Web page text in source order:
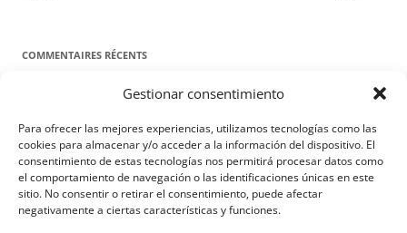
Gestionar consentimiento
Para ofrecer las mejores experiencias, utilizamos tecnologías como las
cookies para almacenar y/o acceder a la información del dispositivo. El
consentimiento de estas tecnologías nos permitirá procesar datos como
el comportamiento de navegación o las identificaciones únicas en este
sitio. No consentir o retirar el consentimiento, puede afectar
negativamente a ciertas características y funciones.
COMMENTAIRES RÉCENTS
Proyecto Amor ConyugaldansContre toute attente. Commentaire
pour les époux : Luc 12, 8-12
Manuel MirallesdansContre toute attente. Commentaire pour les
époux : Luc 12, 8-12